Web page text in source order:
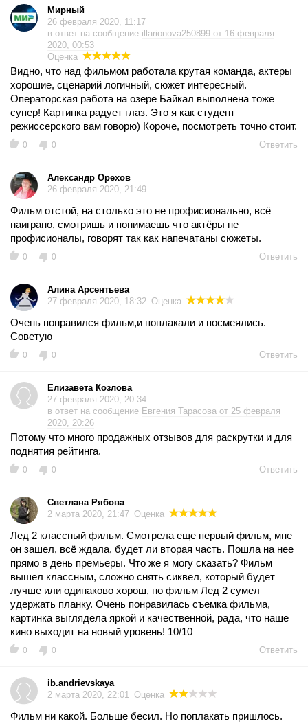
Мирный
26 февраля 2020, 11:17
в ответ на сообщение illarionova250899 от 16 февраля
2020, 00:53
Оценка
Видно, что над фильмом работала крутая команда, актеры
хорошие, сценарий логичный, сюжет интересный.
Операторская работа на озере Байкал выполнена тоже
супер! Картинка радует глаз. Это я как студент
режиссерского вам говорю) Короче, посмотреть точно стоит.
0 0 Ответить
Александр Орехов
26 февраля 2020, 21:49
Фильм отстой, на столько это не профисионально, всё
наиграно, смотришь и понимаешь что актёры не
профисионалы, говорят так как напечатаны сюжеты.
0 0 Ответить
Алина Арсентьева
27 февраля 2020, 18:32 Оценка
Очень понравился фильм,и поплакали и посмеялись.
Советую
0 0 Ответить
Елизавета Козлова
27 февраля 2020, 20:34
в ответ на сообщение Евгения Тарасова от 25 февраля
2020, 20:26
Потому что много продажных отзывов для раскрутки и для
поднятия рейтинга.
0 0 Ответить
Светлана Рябова
2 марта 2020, 21:47 Оценка
Лед 2 классный фильм. Смотрела еще первый фильм, мне
он зашел, всё ждала, будет ли вторая часть. Пошла на нее
прямо в день премьеры. Что же я могу сказать? Фильм
вышел классным, сложно снять сиквел, который будет
лучше или одинаково хорош, но фильм Лед 2 сумел
удержать планку. Очень понравилась съемка фильма,
картинка выглядела яркой и качественной, рада, что наше
кино выходит на новый уровень! 10/10
0 0 Ответить
ib.andrievskaya
2 марта 2020, 22:01 Оценка
Фильм ни какой. Больше бесил. Но поплакать пришлось.